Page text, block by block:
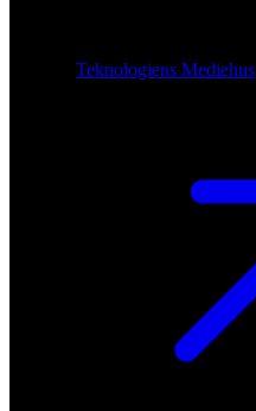
Teknologiens Mediehus